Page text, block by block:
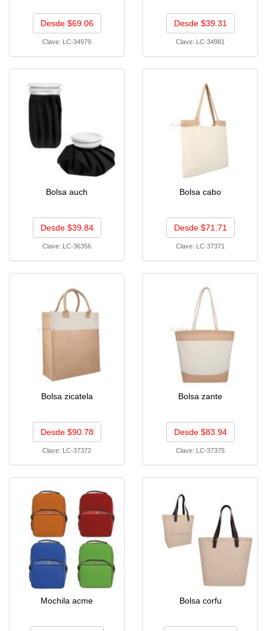
Desde $69.06
Clave: LC-34979
Desde $39.31
Clave: LC-34981
Bolsa auch
Desde $39.84
Clave: LC-36356
Bolsa cabo
Desde $71.71
Clave: LC-37371
Bolsa zicatela
Desde $90.78
Clave: LC-37372
Bolsa zante
Desde $83.94
Clave: LC-37375
Mochila acme Bolsa corfu